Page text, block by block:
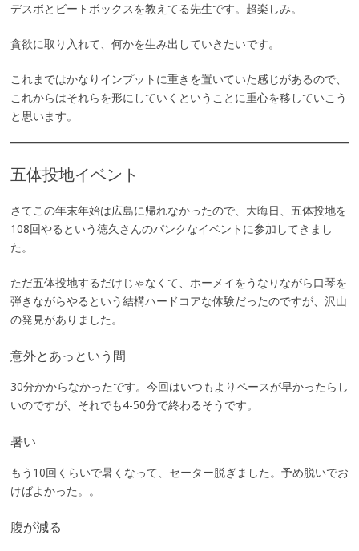
デスボとビートボックスを教えてる先生です。超楽しみ。
貪欲に取り入れて、何かを生み出していきたいです。
これまではかなりインプットに重きを置いていた感じがあるので、
これからはそれらを形にしていくということに重心を移していこう
と思います。
五体投地イベント
さてこの年末年始は広島に帰れなかったので、大晦日、五体投地を
108回やるという徳久さんのパンクなイベントに参加してきまし
た。
ただ五体投地するだけじゃなくて、ホーメイをうなりながら口琴を
弾きながらやるという結構ハードコアな体験だったのですが、沢山
の発見がありました。
意外とあっという間
30分かからなかったです。今回はいつもよりペースが早かったらし
いのですが、それでも4-50分で終わるそうです。
暑い
もう10回くらいで暑くなって、セーター脱ぎました。予め脱いでお
けばよかった。。
腹が減る